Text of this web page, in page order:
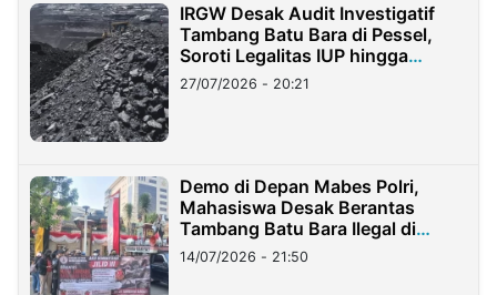
IRGW Desak Audit Investigatif
Tambang Batu Bara di Pessel,
Soroti Legalitas IUP hingga
Stockpile
27/07/2026 - 20:21
Demo di Depan Mabes Polri,
Mahasiswa Desak Berantas
Tambang Batu Bara Ilegal di
Lampung
14/07/2026 - 21:50